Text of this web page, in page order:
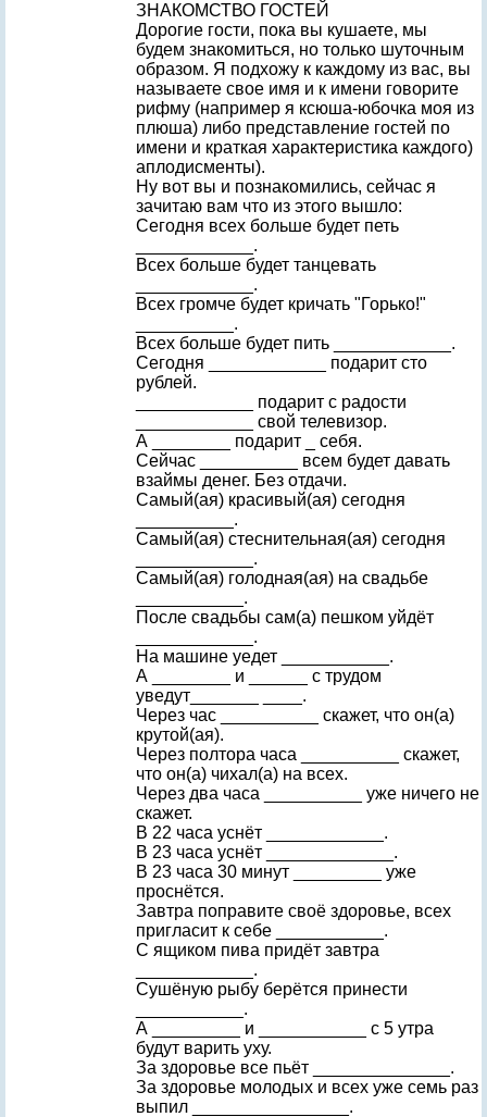
ЗНАКОМСТВО ГОСТЕЙ
Дорогие гости, пока вы кушаете, мы
будем знакомиться, но только шуточным
образом. Я подхожу к каждому из вас, вы
называете свое имя и к имени говорите
рифму (например я ксюша-юбочка моя из
плюша) либо представление гостей по
имени и краткая характеристика каждого)
аплодисменты).
Ну вот вы и познакомились, сейчас я
зачитаю вам что из этого вышло:
Сегодня всех больше будет петь
____________.
Всех больше будет танцевать
____________.
Всех громче будет кричать "Горько!"
__________.
Всех больше будет пить ____________.
Сегодня ____________ подарит сто
рублей.
____________ подарит с радости
____________ свой телевизор.
А ________ подарит _ себя.
Сейчас __________ всем будет давать
взаймы денег. Без отдачи.
Самый(ая) красивый(ая) сегодня
__________.
Самый(ая) стеснительная(ая) сегодня
____________.
Самый(ая) голодная(ая) на свадьбе
___________.
После свадьбы сам(а) пешком уйдёт
____________.
Hа машине уедет ___________.
А ________ и ______ с трудом
уведут_______ ____.
Через час __________ скажет, что он(а)
крутой(ая).
Через полтора часа __________ скажет,
что он(а) чихал(а) на всех.
Через два часа __________ уже ничего не
скажет.
В 22 часа уснёт ____________.
В 23 часа уснёт _____________.
В 23 часа 30 минут _________ уже
проснётся.
Завтра поправите своё здоровье, всех
пригласит к себе ___________.
С ящиком пива придёт завтра
____________.
Сушёную рыбу берётся принести
___________.
А _________ и ___________ с 5 утра
будут варить уху.
За здоровье все пьёт ______________.
За здоровье молодых и всех уже семь раз
выпил ________________.